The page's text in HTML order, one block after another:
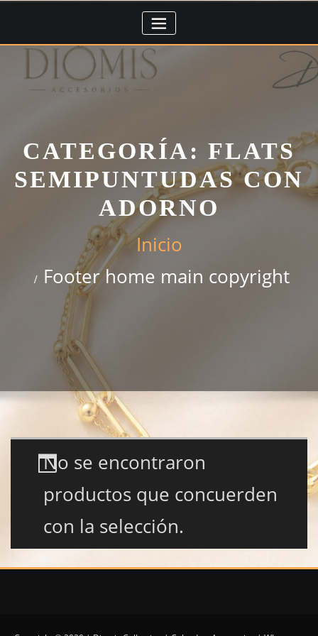
al
contenido
CATEGORÍA: FLATS
SEMIPUNTUDAS CON
ADORNO
Inicio
Footer home main copyright
No se encontraron
productos que concuerden
con la selección.